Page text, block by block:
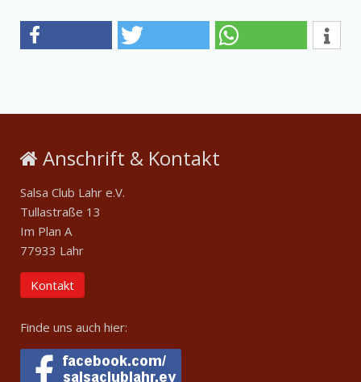
Anschrift & Kontakt
Salsa Club Lahr e.V.
Tullastraße 13
Im Plan A
77933 Lahr
Kontakt
Finde uns auch hier: